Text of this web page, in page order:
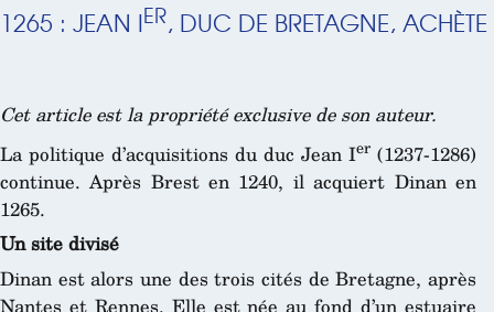
1265 : JEAN IER, DUC DE BRETAGNE,
Cet article est la propriété exclusive de son auteur.
La politique d’acquisitions du duc Jean Ier(1237-1286)
continue. Après Brest en 1240, il acquiert Dinan en
1265.
Un site divisé
Dinan est alors une des trois cités de Bretagne, après
Nantes et Rennes. Elle est née au fond d’un estuaire